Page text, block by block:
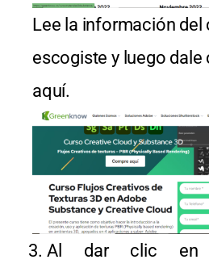
Lee la información del
escogiste y luego
aquí.
Al dar clic en